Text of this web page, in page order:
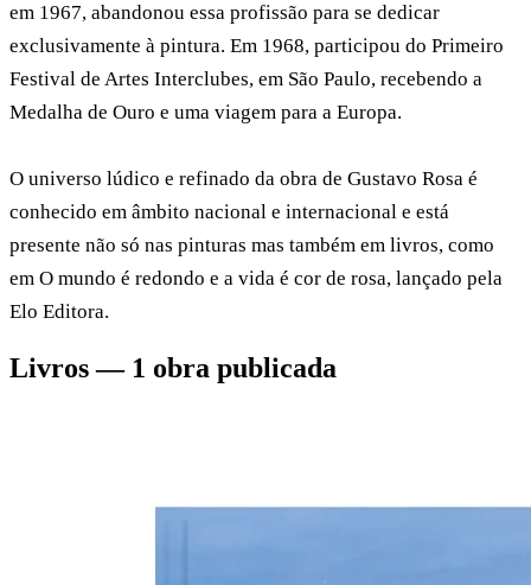
em 1967, abandonou essa profissão para se dedicar
exclusivamente à pintura. Em 1968, participou do Primeiro
Festival de Artes Interclubes, em São Paulo, recebendo a
Medalha de Ouro e uma viagem para a Europa.
O universo lúdico e refinado da obra de Gustavo Rosa é
conhecido em âmbito nacional e internacional e está
presente não só nas pinturas mas também em livros, como
em O mundo é redondo e a vida é cor de rosa, lançado pela
Elo Editora.
Livros — 1 obra publicada